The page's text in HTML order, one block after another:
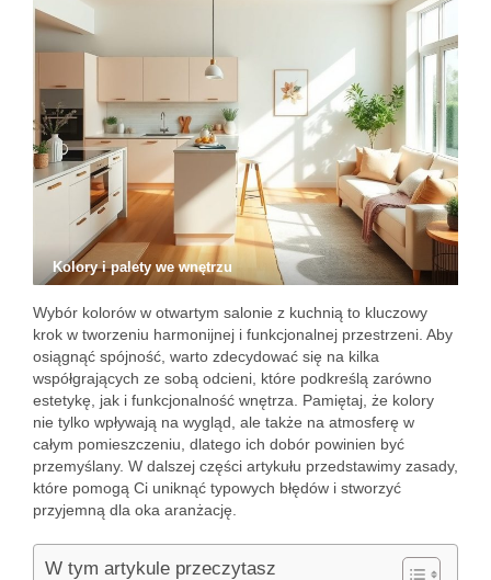
Kolory i palety we wnętrzu
Wybór kolorów w otwartym salonie z kuchnią to kluczowy
krok w tworzeniu harmonijnej i funkcjonalnej przestrzeni. Aby
osiągnąć spójność, warto zdecydować się na kilka
współgrających ze sobą odcieni, które podkreślą zarówno
estetykę, jak i funkcjonalność wnętrza. Pamiętaj, że kolory
nie tylko wpływają na wygląd, ale także na atmosferę w
całym pomieszczeniu, dlatego ich dobór powinien być
przemyślany. W dalszej części artykułu przedstawimy zasady,
które pomogą Ci uniknąć typowych błędów i stworzyć
przyjemną dla oka aranżację.
W tym artykule przeczytasz